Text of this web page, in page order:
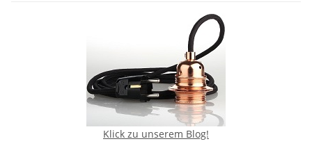
Klick zu unserem Blog!